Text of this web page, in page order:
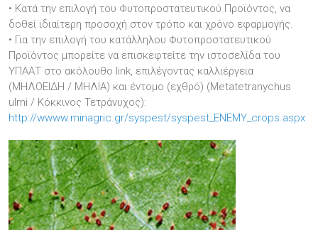
• Κατά την επιλογή του Φυτοπροστατευτικού Προϊόντος, να
δοθεί ιδιαίτερη προσοχή στον τρόπο και χρόνο εφαρμογής.
• Για την επιλογή του κατάλληλου Φυτοπροστατευτικού
Προϊόντος μπορείτε να επισκεφτείτε την ιστοσελίδα του
ΥΠΑΑΤ στο ακόλουθο link, επιλέγοντας καλλιέργεια
(ΜΗΛΟΕΙΔΗ / ΜΗΛΙΑ) και έντομο (εχθρό) (Metatetranychus
ulmi / Κόκκινος Τετράνυχος):
http://wwww.minagric.gr/syspest/syspest_ENEMY_crops.aspx